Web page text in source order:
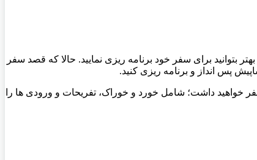
داشته باشید و بهتر بتوانید برای سفر خود برنامه ریزی نمایید. حالا که قصد سفر
پس انداز و برنامه ریزی کنید.
داشت؛ شامل خورد و خوراک، تفریحات و ورودی ها را